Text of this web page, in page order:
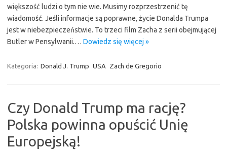
większość ludzi o tym nie wie. Musimy rozprzestrzenić tę
wiadomość. Jeśli informacje są poprawne, życie Donalda Trumpa
jest w niebezpieczeństwie. To trzeci film Zacha z serii obejmującej
Butler w Pensylwanii.… Dowiedz się więcej »
Kategoria: Donald J. Trump USA Zach de Gregorio
Czy Donald Trump ma rację?
Polska powinna opuścić Unię
Europejską!